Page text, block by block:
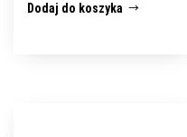
Dodaj do koszyka